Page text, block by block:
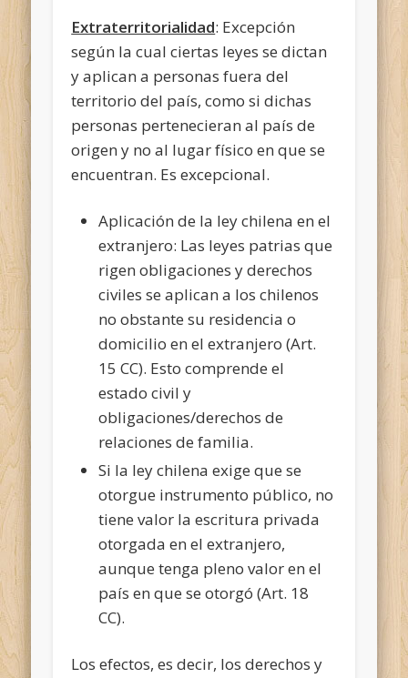
Extraterritorialidad: Excepción
según la cual ciertas leyes se dictan
y aplican a personas fuera del
territorio del país, como si dichas
personas pertenecieran al país de
origen y no al lugar físico en que se
encuentran. Es excepcional.
Aplicación de la ley chilena en el
extranjero: Las leyes patrias que
rigen obligaciones y derechos
civiles se aplican a los chilenos
no obstante su residencia o
domicilio en el extranjero (Art.
15 CC). Esto comprende el
estado civil y
obligaciones/derechos de
relaciones de familia.
Si la ley chilena exige que se
otorgue instrumento público, no
tiene valor la escritura privada
otorgada en el extranjero,
aunque tenga pleno valor en el
país en que se otorgó (Art. 18
CC).
Los efectos, es decir, los derechos y